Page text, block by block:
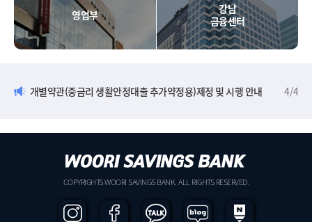
영업부
강남
금융센터
개별약관(중금리 생활안정대출 추가약정용)제정 및 시행 안내 4/4
COPYRIGHTS WOORI SAVINGS BANK. ALL RIGHTS RESERVED.